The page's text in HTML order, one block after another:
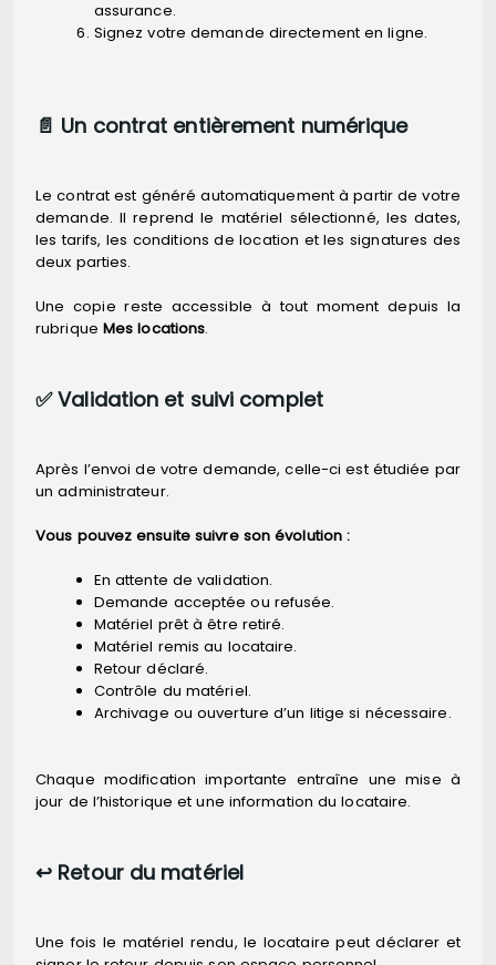
assurance.
Signez votre demande directement en ligne.
📄 Un contrat entièrement numérique
Le contrat est généré automatiquement à partir de votre
demande. Il reprend le matériel sélectionné, les dates,
les tarifs, les conditions de location et les signatures des
deux parties.
Une copie reste accessible à tout moment depuis la
rubrique Mes locations.
✅ Validation et suivi complet
Après l’envoi de votre demande, celle-ci est étudiée par
un administrateur.
Vous pouvez ensuite suivre son évolution :
En attente de validation.
Demande acceptée ou refusée.
Matériel prêt à être retiré.
Matériel remis au locataire.
Retour déclaré.
Contrôle du matériel.
Archivage ou ouverture d’un litige si nécessaire.
Chaque modification importante entraîne une mise à
jour de l’historique et une information du locataire.
↩️ Retour du matériel
Une fois le matériel rendu, le locataire peut déclarer et